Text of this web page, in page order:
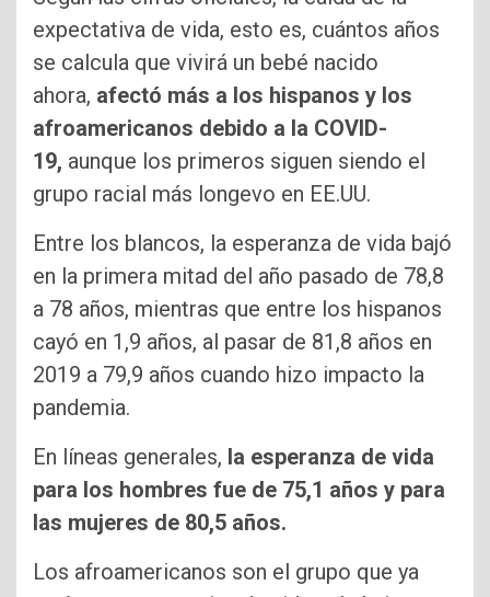
expectativa de vida, esto es, cuántos años
se calcula que vivirá un bebé nacido
ahora, afectó más a los hispanos y los
afroamericanos debido a la COVID-
19, aunque los primeros siguen siendo el
grupo racial más longevo en EE.UU.
Entre los blancos, la esperanza de vida bajó
en la primera mitad del año pasado de 78,8
a 78 años, mientras que entre los hispanos
cayó en 1,9 años, al pasar de 81,8 años en
2019 a 79,9 años cuando hizo impacto la
pandemia.
En líneas generales, la esperanza de vida
para los hombres fue de 75,1 años y para
las mujeres de 80,5 años.
Los afroamericanos son el grupo que ya